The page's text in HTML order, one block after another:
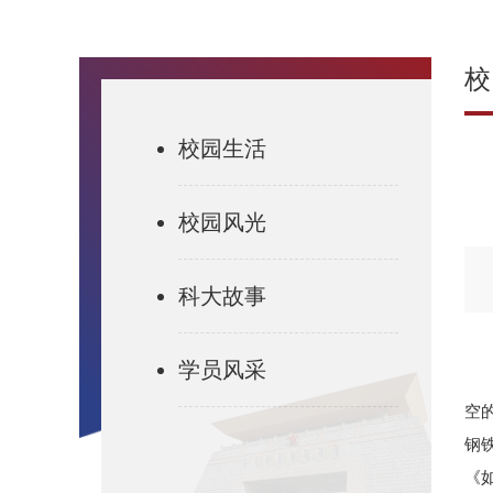
校园生活
校园风光
科大故事
学员风采
空
钢
《